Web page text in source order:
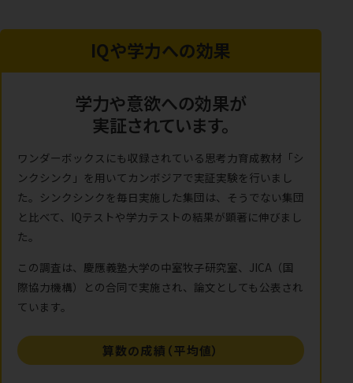
IQや学力への効果
学力や意欲への効果が
実証されています。
ワンダーボックスにも収録されている思考力育成教材「シ
ンクシンク」を用いてカンボジアで実証実験を行いまし
た。シンクシンクを毎日実施した集団は、そうでない集団
と比べて、IQテストや学力テストの結果が顕著に伸びまし
た。
この調査は、慶應義塾大学の中室牧子研究室、JICA（国
際協力機構）との合同で実施され、論文としても公表され
ています。
算数の成績（平均値）